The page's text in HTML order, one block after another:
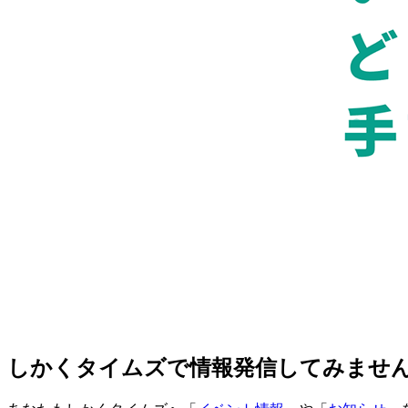
しかくタイムズで情報発信してみませ